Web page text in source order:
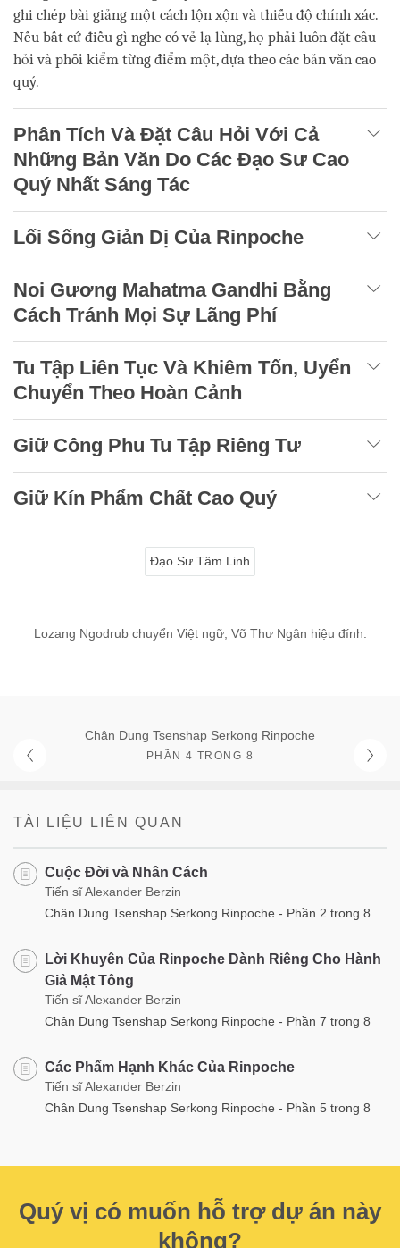
ghi chép bài giảng một cách lộn xộn và thiếu độ chính xác.
Nếu bất cứ điều gì nghe có vẻ lạ lùng, họ phải luôn đặt câu
hỏi và phối kiểm từng điểm một, dựa theo các bản văn cao
quý.
Phân Tích Và Đặt Câu Hỏi Với Cả
Những Bản Văn Do Các Đạo Sư Cao
Quý Nhất Sáng Tác
Lối Sống Giản Dị Của Rinpoche
Noi Gương Mahatma Gandhi Bằng
Cách Tránh Mọi Sự Lãng Phí
Tu Tập Liên Tục Và Khiêm Tốn, Uyển
Chuyển Theo Hoàn Cảnh
Giữ Công Phu Tu Tập Riêng Tư
Giữ Kín Phẩm Chất Cao Quý
Đạo Sư Tâm Linh
Lozang Ngodrub chuyển Việt ngữ; Võ Thư Ngân hiệu đính.
Chân Dung Tsenshap Serkong Rinpoche
PHẦN 4 TRONG 8
TÀI LIỆU LIÊN QUAN
Cuộc Đời và Nhân Cách
Tiến sĩ Alexander Berzin
Chân Dung Tsenshap Serkong Rinpoche - Phần 2 trong 8
Lời Khuyên Của Rinpoche Dành Riêng Cho Hành
Giả Mật Tông
Tiến sĩ Alexander Berzin
Chân Dung Tsenshap Serkong Rinpoche - Phần 7 trong 8
Các Phẩm Hạnh Khác Của Rinpoche
Tiến sĩ Alexander Berzin
Chân Dung Tsenshap Serkong Rinpoche - Phần 5 trong 8
Quý vị có muốn hỗ trợ dự án này
không?